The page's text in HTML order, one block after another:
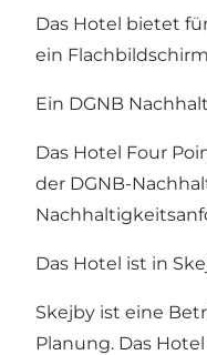
Das Hotel bietet
ein
Ein DGNB
Das Hotel Four
der DGNB-
Das Hotel ist in
Skejby ist eine
Planung. Das